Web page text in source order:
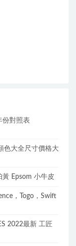
份對照表
色大全尺寸價格大
Epsom 小牛皮
，Togo，Swift
2022最新 工匠